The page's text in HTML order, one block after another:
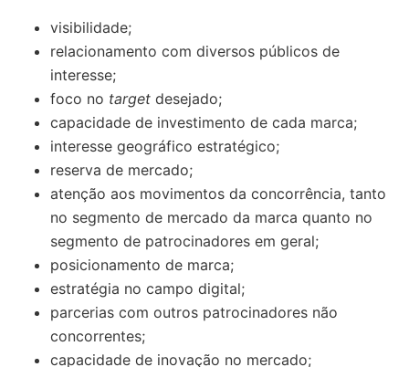
visibilidade;
relacionamento com diversos públicos de
interesse;
foco no target desejado;
capacidade de investimento de cada marca;
interesse geográfico estratégico;
reserva de mercado;
atenção aos movimentos da concorrência, tanto
no segmento de mercado da marca quanto no
segmento de patrocinadores em geral;
posicionamento de marca;
estratégia no campo digital;
parcerias com outros patrocinadores não
concorrentes;
capacidade de inovação no mercado;